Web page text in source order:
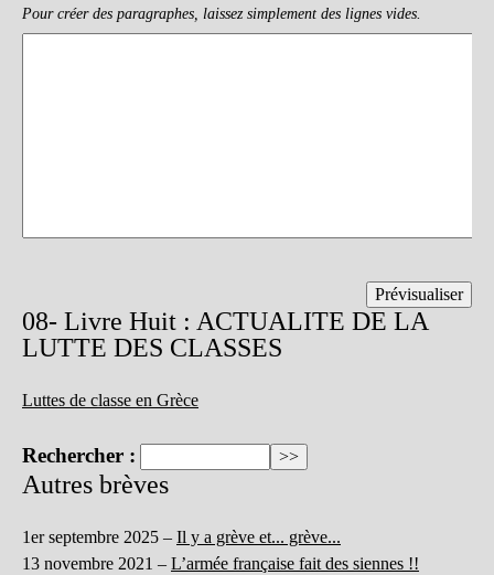
Pour créer des paragraphes, laissez simplement des lignes vides.
08- Livre Huit : ACTUALITE DE LA
LUTTE DES CLASSES
Luttes de classe en Grèce
Rechercher :
Autres brèves
1er septembre 2025 – Il y a grève et... grève...
13 novembre 2021 – L’armée française fait des siennes !!